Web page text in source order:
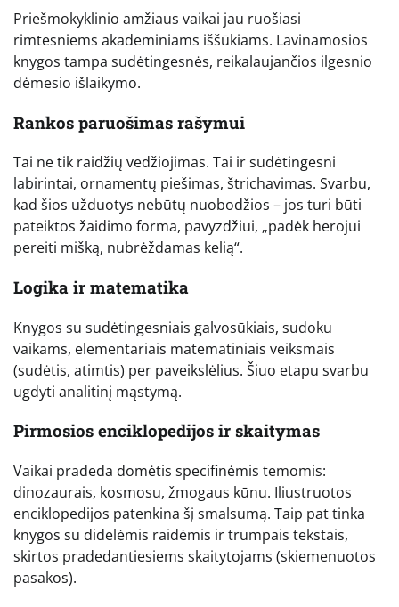
Priešmokyklinio amžiaus vaikai jau ruošiasi
rimtesniems akademiniams iššūkiams. Lavinamosios
knygos tampa sudėtingesnės, reikalaujančios ilgesnio
dėmesio išlaikymo.
Rankos paruošimas rašymui
Tai ne tik raidžių vedžiojimas. Tai ir sudėtingesni
labirintai, ornamentų piešimas, štrichavimas. Svarbu,
kad šios užduotys nebūtų nuobodžios – jos turi būti
pateiktos žaidimo forma, pavyzdžiui, „padėk herojui
pereiti mišką, nubrėždamas kelią“.
Logika ir matematika
Knygos su sudėtingesniais galvosūkiais, sudoku
vaikams, elementariais matematiniais veiksmais
(sudėtis, atimtis) per paveikslėlius. Šiuo etapu svarbu
ugdyti analitinį mąstymą.
Pirmosios enciklopedijos ir skaitymas
Vaikai pradeda domėtis specifinėmis temomis:
dinozaurais, kosmosu, žmogaus kūnu. Iliustruotos
enciklopedijos patenkina šį smalsumą. Taip pat tinka
knygos su didelėmis raidėmis ir trumpais tekstais,
skirtos pradedantiesiems skaitytojams (skiemenuotos
pasakos).